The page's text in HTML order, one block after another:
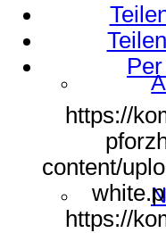
https://
content/
https://